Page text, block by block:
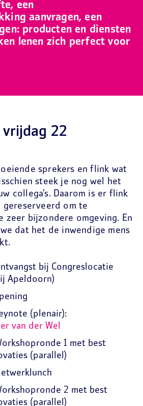
een
aanvragen, een
producten en diensten
lenen zich perfect voor
vrijdag 22
sprekers en flink wat
steek je nog wel het
collega’s. Daarom is er flink
om te
zeer bijzondere omgeving. En
dat het de inwendige mens
bij Congreslocatie
Apeldoorn)
(plenair):
van der Wel
1 met best
(parallel)
2 met best
(parallel)